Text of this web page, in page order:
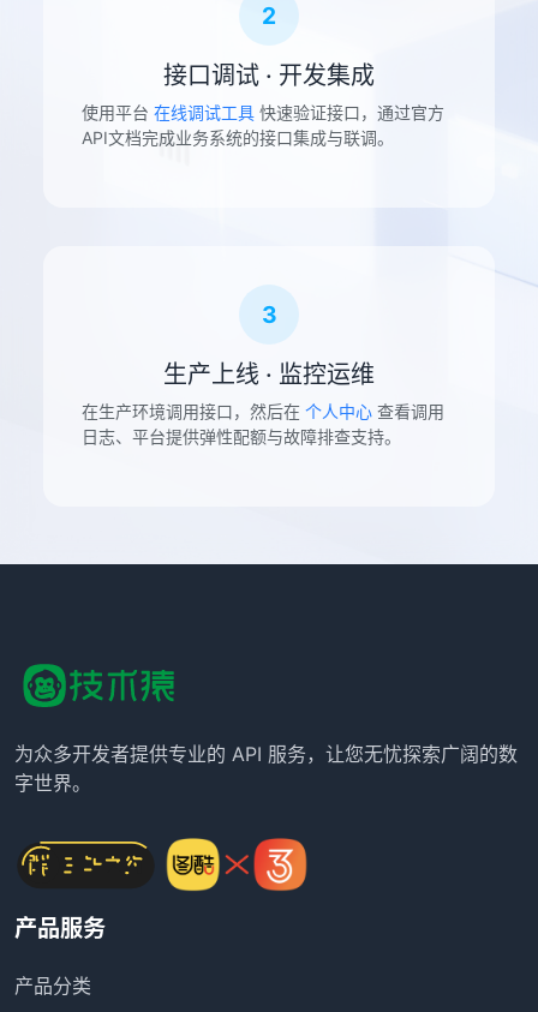
2
接口调试 · 开发集成
使用平台 在线调试工具 快速验证接口，通过官方
API文档完成业务系统的接口集成与联调。
3
生产上线 · 监控运维
在生产环境调用接口，然后在 个人中心 查看调用
日志、平台提供弹性配额与故障排查支持。
为众多开发者提供专业的 API 服务，让您无忧探索广阔的数
字世界。
产品服务
产品分类